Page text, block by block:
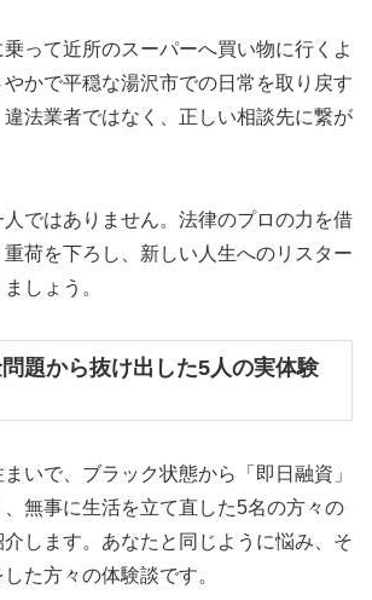
乗って近所のスーパーへ買い物に行くよ
やかで平穏な湯沢市での日常を取り戻す
法業者ではなく、正しい相談先に繋が
ではありません。法律のプロの力を借
重荷を下ろし、新しい人生へのリスター
しょう。
題から抜け出した5人の実体験
いで、ブラック状態から「即日融資」
無事に生活を立て直した5名の方々の
介します。あなたと同じように悩み、そ
た方々の体験談です。